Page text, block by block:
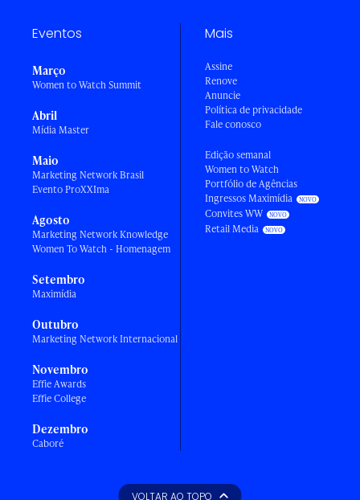
Eventos
Março
Women to Watch Summit
Abril
Mídia Master
Maio
Marketing Network Brasil
Evento ProXXIma
Agosto
Marketing Network Knowledge
Women To Watch - Homenagem
Setembro
Maximídia
Outubro
Marketing Network Internacional
Novembro
Effie Awards
Effie College
Dezembro
Caboré
Mais
Assine
Renove
Anuncie
Política de privacidade
Fale conosco
Edição semanal
Women to Watch
Portfólio de Agências
Ingressos Maximídia
Convites WW
Retail Media
VOLTAR AO TOPO